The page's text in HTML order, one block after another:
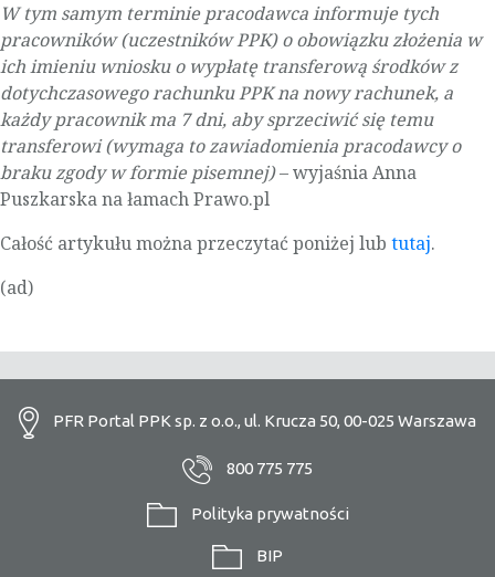
W tym samym terminie pracodawca informuje tych
pracowników (uczestników PPK) o obowiązku złożenia w
ich imieniu wniosku o wypłatę transferową środków z
dotychczasowego rachunku PPK na nowy rachunek, a
każdy pracownik ma 7 dni, aby sprzeciwić się temu
transferowi (wymaga to zawiadomienia pracodawcy o
braku zgody w formie pisemnej)– wyjaśnia Anna
Puszkarska na łamach Prawo.pl
Całość artykułu można przeczytać poniżej lub tutaj.
(ad)
PFR Portal PPK sp. z o.o., ul. Krucza 50, 00-025 Warszawa
800 775 775
Polityka prywatności
BIP